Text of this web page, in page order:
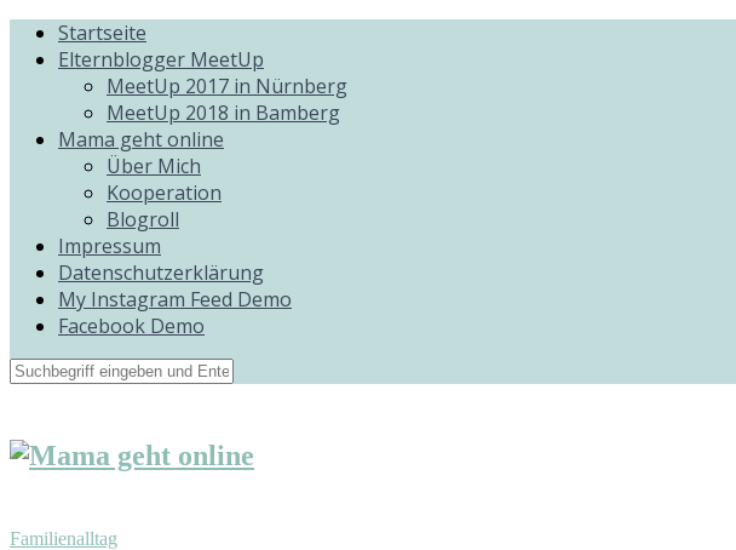
Startseite
Elternblogger MeetUp
MeetUp 2017 in Nürnberg
MeetUp 2018 in Bamberg
Mama geht online
Über Mich
Kooperation
Blogroll
Impressum
Datenschutzerklärung
My Instagram Feed Demo
Facebook Demo
Familienalltag